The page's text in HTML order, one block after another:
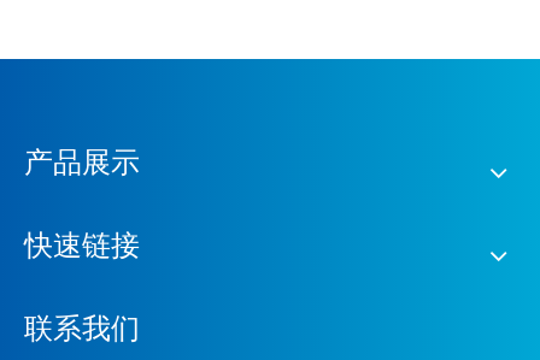
产品展示
快速链接
联系我们